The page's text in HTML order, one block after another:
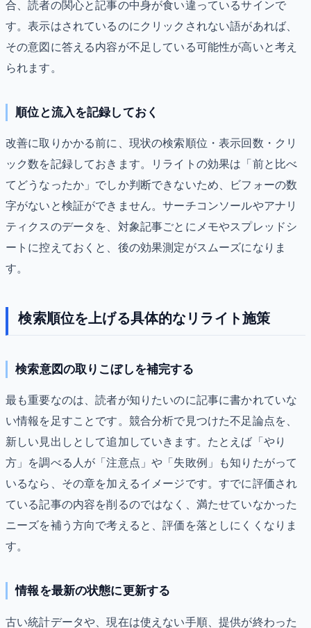
合、読者の関心と記事の中身が食い違っているサインで
す。表示はされているのにクリックされない語があれば、
その意図に答える内容が不足している可能性が高いと考え
られます。
順位と流入を記録しておく
改善に取りかかる前に、現状の検索順位・表示回数・クリ
ック数を記録しておきます。リライトの効果は「前と比べ
てどうなったか」でしか判断できないため、ビフォーの数
字がないと検証ができません。サーチコンソールやアナリ
ティクスのデータを、対象記事ごとにメモやスプレッドシ
ートに控えておくと、後の効果測定がスムーズになりま
す。
検索順位を上げる具体的なリライト施策
検索意図の取りこぼしを補完する
最も重要なのは、読者が知りたいのに記事に書かれていな
い情報を足すことです。競合分析で見つけた不足論点を、
新しい見出しとして追加していきます。たとえば「やり
方」を調べる人が「注意点」や「失敗例」も知りたがって
いるなら、その章を加えるイメージです。すでに評価され
ている記事の内容を削るのではなく、満たせていなかった
ニーズを補う方向で考えると、評価を落としにくくなりま
す。
情報を最新の状態に更新する
古い統計データや、現在は使えない手順、提供が終わった